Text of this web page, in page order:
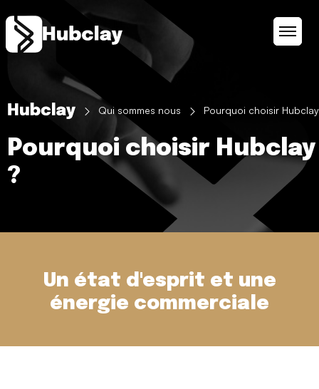
Qui sommes nous Pourquoi choisir
Pourquoi choisir Hubclay
?
Un état d'esprit et une
énergie commerciale